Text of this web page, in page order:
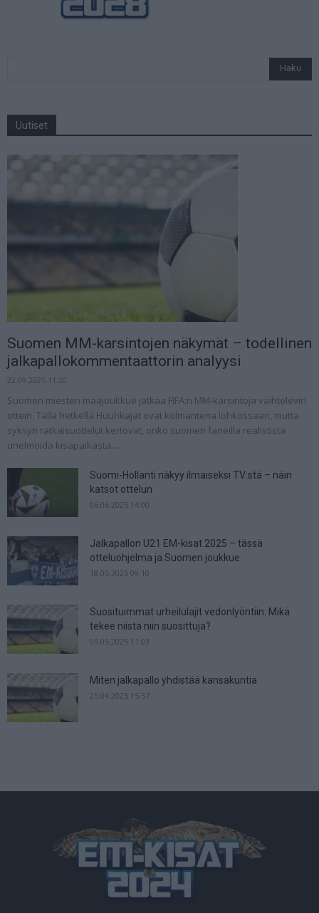
Uutiset
Suomen MM-karsintojen näkymät – todellinen
jalkapallokommentaattorin analyysi
22.09.2025 11:20
Suomen miesten maajoukkue jatkaa FIFA:n MM-karsintoja vaihtelevin
ottein. Tällä hetkellä Huuhkajat ovat kolmantena lohkossaan, mutta
syksyn ratkaisuottelut kertovat, onko suomen faneilla realistista
unelmoida kisapaikasta....
Suomi-Hollanti näkyy ilmaiseksi TV:stä – näin
katsot ottelun
06.06.2025 14:00
Jalkapallon U21 EM-kisat 2025 – tässä
otteluohjelma ja Suomen joukkue
18.05.2025 09:10
Suosituimmat urheilulajit vedonlyöntiin: Mikä
tekee niistä niin suosittuja?
05.05.2025 11:03
Miten jalkapallo yhdistää kansakuntia
25.04.2025 15:57